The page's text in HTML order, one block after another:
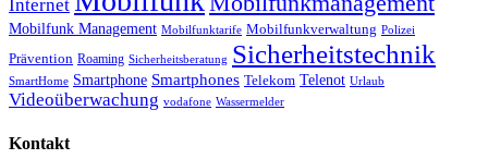
Internet
Mobilfunk Management Mobilfunktarife Mobilfunkverwaltung Polizei
Prävention Roaming Sicherheitsberatung Sicherheitstechnik
SmartHome Smartphone Smartphones Telekom Telenot Urlaub
Videoüberwachung vodafone Wassermelder
Kontakt